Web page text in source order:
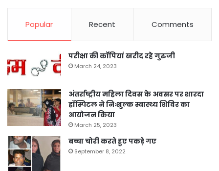
Popular Recent Comments
परीक्षा की कॉपियां खरीद रहे गुरुजी
March 24, 2023
अंतर्राष्ट्रीय महिला दिवस के अवसर पर शारदा
हॉस्पिटल ने निःशुल्क स्वास्थ्य शिविर का
आयोजन किया
March 25, 2023
बच्चा चोरी करते हुए पकड़े गए
September 8, 2022